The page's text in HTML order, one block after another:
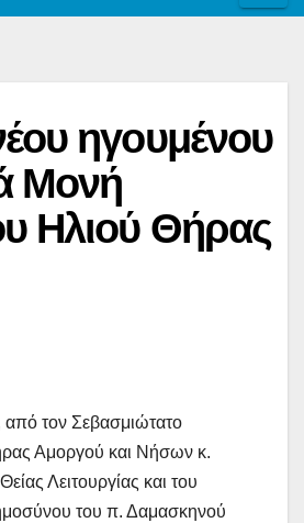
ηγουμένου
Μονή
Ηλιού Θήρας
από τον Σεβασμιώτατο
Αμοργού και Νήσων κ.
Λειτουργίας και του
του π. Δαμασκηνού